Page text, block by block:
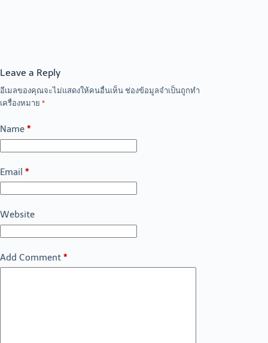
Leave a Reply
อีเมลของคุณจะไม่แสดงให้คนอื่นเห็น ช่องข้อมูลจำเป็นถูกทำ
เครื่องหมาย *
Name *
Email *
Website
Add Comment *